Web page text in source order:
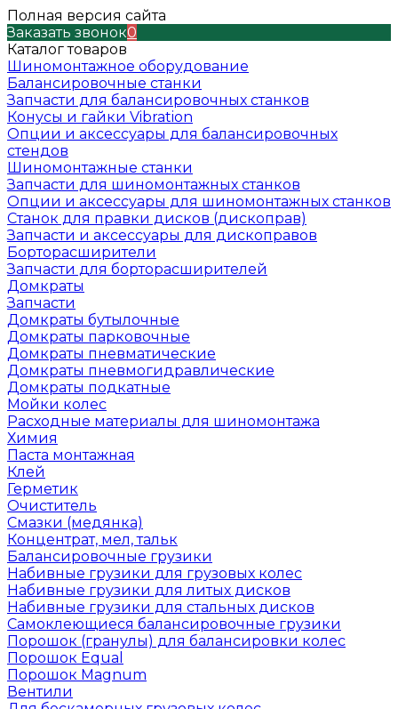
Полная версия сайта
Заказать звонок0
Каталог товаров
Шиномонтажное оборудование
Балансировочные станки
Запчасти для балансировочных станков
Конусы и гайки Vibration
Опции и аксессуары для балансировочных
стендов
Шиномонтажные станки
Запчасти для шиномонтажных станков
Опции и аксессуары для шиномонтажных станков
Станок для правки дисков (дископрав)
Запчасти и аксессуары для дископравов
Борторасширители
Запчасти для борторасширителей
Домкраты
Запчасти
Домкраты бутылочные
Домкраты парковочные
Домкраты пневматические
Домкраты пневмогидравлические
Домкраты подкатные
Мойки колес
Расходные материалы для шиномонтажа
Химия
Паста монтажная
Клей
Герметик
Очиститель
Смазки (медянка)
Концентрат, мел, тальк
Балансировочные грузики
Набивные грузики для грузовых колес
Набивные грузики для литых дисков
Набивные грузики для стальных дисков
Самоклеющиеся балансировочные грузики
Порошок (гранулы) для балансировки колес
Порошок Equal
Порошок Magnum
Вентили